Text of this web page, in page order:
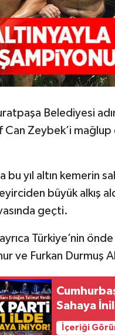
Belediyesi
Can Zeybek’i mağlup
bu yıl altın kemerin
büyük alkış
geçti.
Türkiye’nin
ve Furkan Durmuş
Sahaya
İçeriği